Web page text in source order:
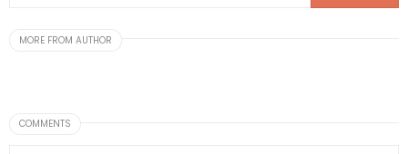
MORE FROM AUTHOR
COMMENTS